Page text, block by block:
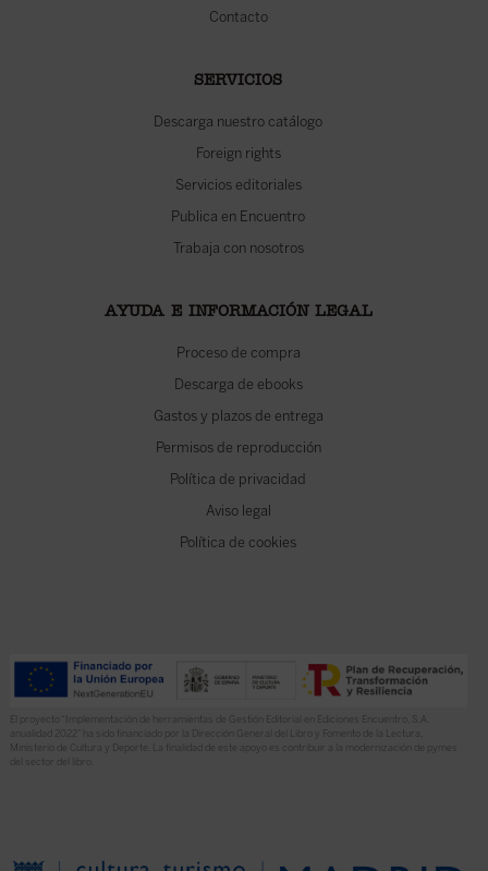
Contacto
SERVICIOS
Descarga nuestro catálogo
Foreign rights
Servicios editoriales
Publica en Encuentro
Trabaja con nosotros
AYUDA E INFORMACIÓN LEGAL
Proceso de compra
Descarga de ebooks
Gastos y plazos de entrega
Permisos de reproducción
Política de privacidad
Aviso legal
Política de cookies
El proyecto “Implementación de herramientas de Gestión Editorial en Ediciones Encuentro, S.A.
anualidad 2022” ha sido financiado por la Dirección General del Libro y Fomento de la Lectura,
Ministerio de Cultura y Deporte. La finalidad de este apoyo es contribuir a la modernización de pymes
del sector del libro.